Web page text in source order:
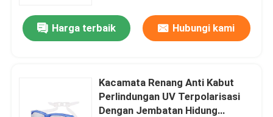
Kacamata Selam Anti Kabut
Snorkeling Selam Scuba
Harga terbaik Hubungi kami
Kacamata Renang Anti Kabut
Perlindungan UV Terpolarisasi
Dengan Jembatan Hidung